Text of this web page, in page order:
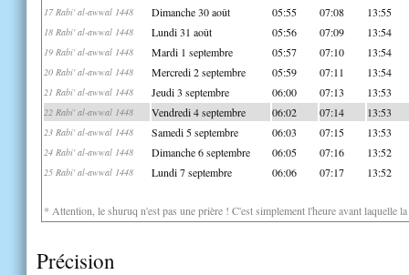
17 Rabi' al-awwal 1448 Dimanche 30 août 05:55 07:08 13:55
18 Rabi' al-awwal 1448 Lundi 31 août 05:56 07:09 13:54
19 Rabi' al-awwal 1448 Mardi 1 septembre 05:57 07:10 13:54
20 Rabi' al-awwal 1448 Mercredi 2 septembre 05:59 07:11 13:54
21 Rabi' al-awwal 1448 Jeudi 3 septembre 06:00 07:13 13:53
22 Rabi' al-awwal 1448 Vendredi 4 septembre 06:02 07:14 13:53
23 Rabi' al-awwal 1448 Samedi 5 septembre 06:03 07:15 13:53
24 Rabi' al-awwal 1448 Dimanche 6 septembre 06:05 07:16 13:52
25 Rabi' al-awwal 1448 Lundi 7 septembre 06:06 07:17 13:52
* Attention, le shuruq n'est pas une prière ! C'est simplement l'heure avant laquelle
Précision